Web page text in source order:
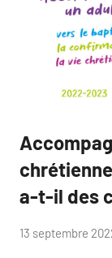
catéchuménat
a-t-il des
par
13 septembre